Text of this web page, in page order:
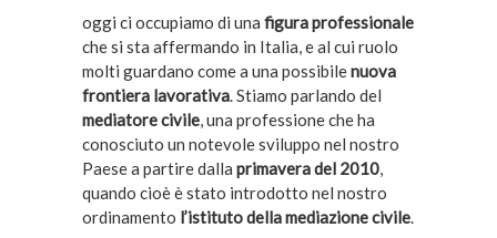
oggi ci occupiamo di una figura professionale
che si sta affermando in Italia, e al cui ruolo
molti guardano come a una possibilenuova
frontiera lavorativa. Stiamo parlando del
mediatore civile, una professione che ha
conosciuto un notevole sviluppo nel nostro
Paese a partire dalla primavera del 2010,
quando cioè è stato introdotto nel nostro
ordinamento l’istituto della mediazione civile.